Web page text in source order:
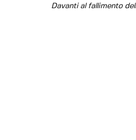
Davanti al fallimento